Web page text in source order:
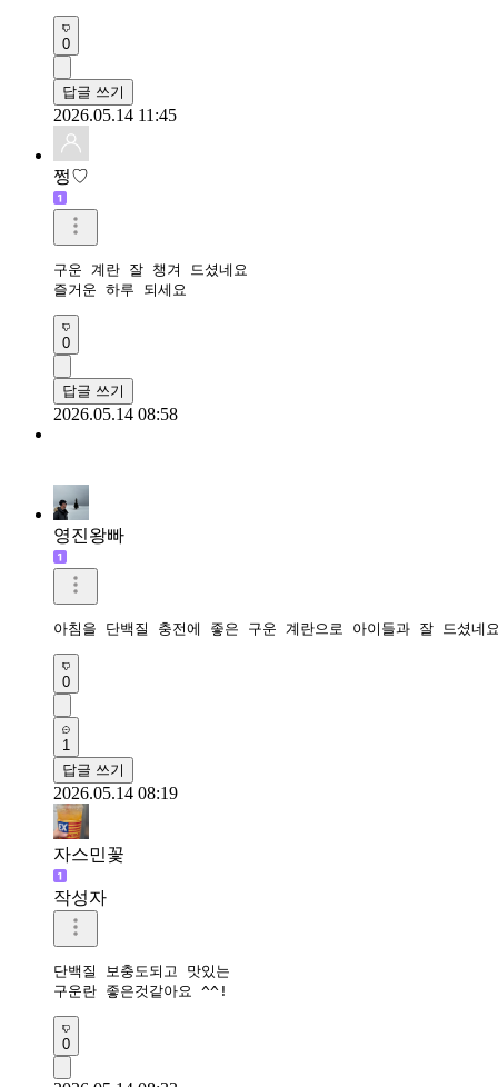
0
답글 쓰기
2026.05.14 11:45
쩡♡
구운 계란 잘 챙겨 드셨네요
즐거운 하루 되세요
0
답글 쓰기
2026.05.14 08:58
영진왕빠
아침을 단백질 충전에 좋은 구운 계란으로 아이들과 잘 드셨네
0
1
답글 쓰기
2026.05.14 08:19
자스민꽃
작성자
단백질 보충도되고 맛있는
구운란 좋은것같아요 ^^!
0